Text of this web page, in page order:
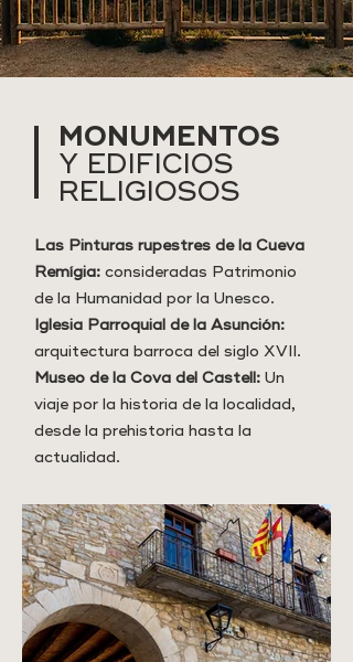
MONUMENTOS
Y EDIFICIOS
RELIGIOSOS
Las Pinturas rupestres de la Cueva
Remígia: consideradas Patrimonio
de la Humanidad por la Unesco.
Iglesia Parroquial de la Asunción:
arquitectura barroca del siglo XVII.
Museo de la Cova del Castell: Un
viaje por la historia de la localidad,
desde la prehistoria hasta la
actualidad.